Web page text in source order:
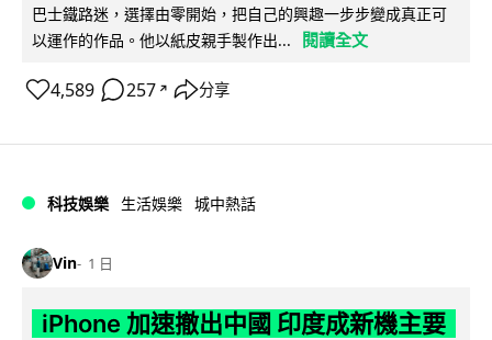
巴士鐵路迷，選擇由零開始，把自己的興趣一步步變成真正可
以運作的作品。他以紙皮親手製作出...
閱讀全文
4,589 257 ↗ 分享
科技娛樂 生活娛樂 城中熱話
Vin 1 日
iPhone 加速撤出中國 印度成新機主要